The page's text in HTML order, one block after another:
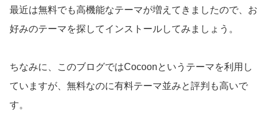
最近は無料でも高機能なテーマが増えてきましたので、お
好みのテーマを探してインストールしてみましょう。
ちなみに、このブログではCocoonというテーマを利用し
ていますが、無料なのに有料テーマ並みと評判も高いで
す。